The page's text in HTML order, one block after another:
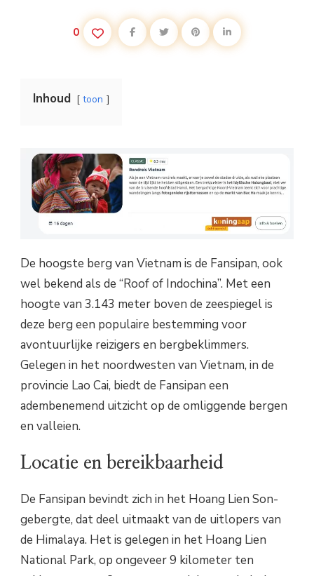
0
Inhoud toon
De hoogste berg van Vietnam is de Fansipan, ook
wel bekend als de “Roof of Indochina”. Met een
hoogte van 3.143 meter boven de zeespiegel is
deze berg een populaire bestemming voor
avontuurlijke reizigers en bergbeklimmers.
Gelegen in het noordwesten van Vietnam, in de
provincie Lao Cai, biedt de Fansipan een
adembenemend uitzicht op de omliggende bergen
en valleien.
Locatie en bereikbaarheid
De Fansipan bevindt zich in het Hoang Lien Son-
gebergte, dat deel uitmaakt van de uitlopers van
de Himalaya. Het is gelegen in het Hoang Lien
National Park, op ongeveer 9 kilometer ten